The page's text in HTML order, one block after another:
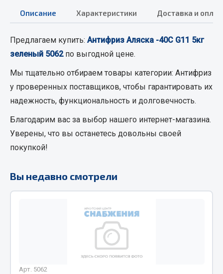
Охладжающие жидкости
Весь раздел
МЕТИЗЫ
Болты
Хомуты
Соединительные элементы
Описание Характеристики Доставка и
Предлагаем купить: Антифриз Аляска -40С G11 5кг
зеленый 5062по выгодной цене.
Мы тщательно отбираем товары категории: Антифриз
у проверенных поставщиков, чтобы гарантировать их
надежность, функциональность и долговечность.
Благодарим вас за выбор нашего интернет-магазина.
Уверены, что вы останетесь довольны своей
покупкой!
Вы недавно смотрели
Арт. 5062